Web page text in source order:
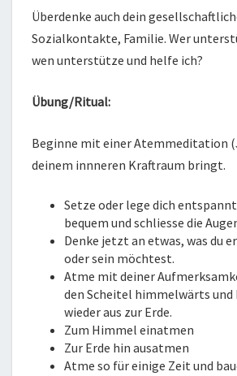
Überdenke auch dein
Sozialkontakte, Familie. Wer
wen unterstütze und helfe ich?
Übung/Ritual:
Beginne mit einer Atemmeditation
deinem innneren Kraftraum bringt.
Setze oder lege dich
bequem und schliesse die
Denke jetzt an etwas, was du
oder sein möchtest.
Atme mit deiner
den Scheitel himmelwärts und
wieder aus zur Erde.
Zum Himmel einatmen
Zur Erde hin ausatmen
Atme so für einige Zeit und